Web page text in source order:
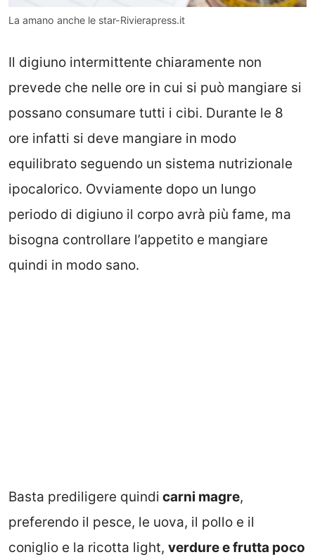
La amano anche le star-Rivierapress.it
Il digiuno intermittente chiaramente non
prevede che nelle ore in cui si può mangiare si
possano consumare tutti i cibi. Durante le 8
ore infatti si deve mangiare in modo
equilibrato seguendo un sistema nutrizionale
ipocalorico. Ovviamente dopo un lungo
periodo di digiuno il corpo avrà più fame, ma
bisogna controllare l’appetito e mangiare
quindi in modo sano.
Basta prediligere quindi carni magre,
preferendo il pesce, le uova, il pollo e il
coniglio e la ricotta light, verdure e frutta poco